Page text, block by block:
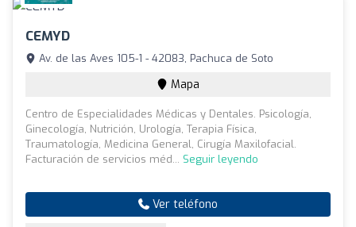
CEMYD
Av. de las Aves 105-1 - 42083, Pachuca de Soto
Mapa
Centro de Especialidades Médicas y Dentales. Psicología,
Ginecología, Nutrición, Urología, Terapia Física,
Traumatología, Medicina General, Cirugía Maxilofacial.
Facturación de servicios méd... Seguir leyendo
Ver teléfono